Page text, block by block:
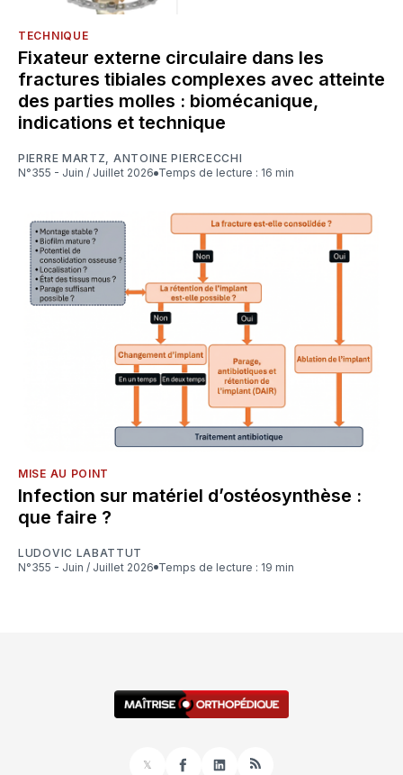
TECHNIQUE
Fixateur externe circulaire dans les
fractures tibiales complexes avec atteinte
des parties molles : biomécanique,
indications et technique
PIERRE MARTZ, ANTOINE PIERCECCHI
N°355 - Juin / Juillet 2026
Temps de lecture : 16 min
MISE AU POINT
Infection sur matériel d’ostéosynthèse :
que faire ?
LUDOVIC LABATTUT
N°355 - Juin / Juillet 2026
Temps de lecture : 19 min
𝕏